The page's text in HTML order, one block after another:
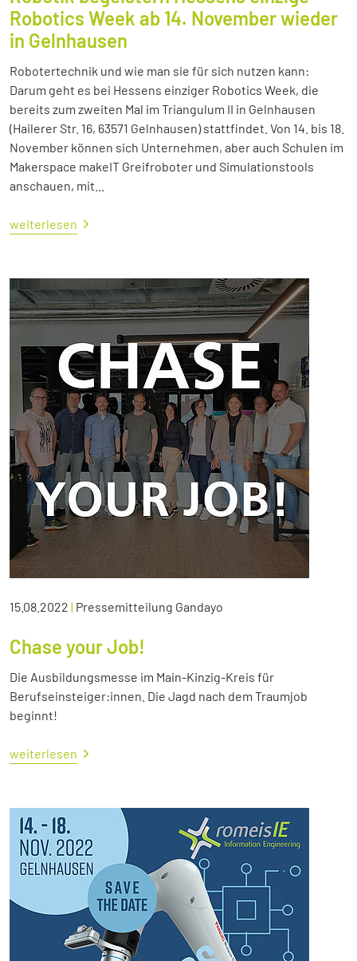
Robotics Week ab 14. November wieder
in Gelnhausen
Robotertechnik und wie man sie für sich nutzen kann:
Darum geht es bei Hessens einziger Robotics Week, die
bereits zum zweiten Mal im Triangulum II in Gelnhausen
(Hailerer Str. 16, 63571 Gelnhausen) stattfindet. Von 14. bis 18.
November können sich Unternehmen, aber auch Schulen im
Makerspace makeIT Greifroboter und Simulationstools
anschauen, mit...
weiterlesen
15.08.2022 | Pressemitteilung Gandayo
Chase your Job!
Die Ausbildungsmesse im Main-Kinzig-Kreis für
Berufseinsteiger:innen. Die Jagd nach dem Traumjob
beginnt!
weiterlesen